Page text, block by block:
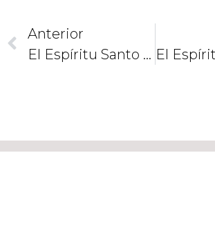
Anterior
El Espíritu Santo Y La Iglesia (10). Para La Unidad El Matrimonio